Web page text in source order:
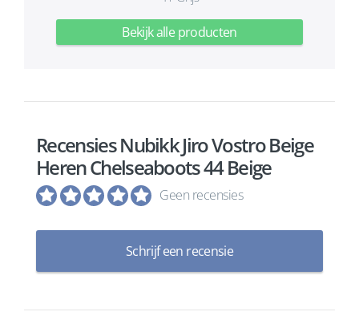
Bekijk alle producten
Recensies Nubikk Jiro Vostro Beige
Heren Chelseaboots 44 Beige
Geen recensies
Schrijf een recensie